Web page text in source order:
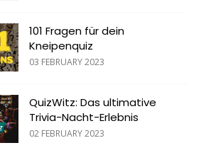
101 Fragen für dein
Kneipenquiz
03 FEBRUARY 2023
QuizWitz: Das ultimative
Trivia-Nacht-Erlebnis
02 FEBRUARY 2023